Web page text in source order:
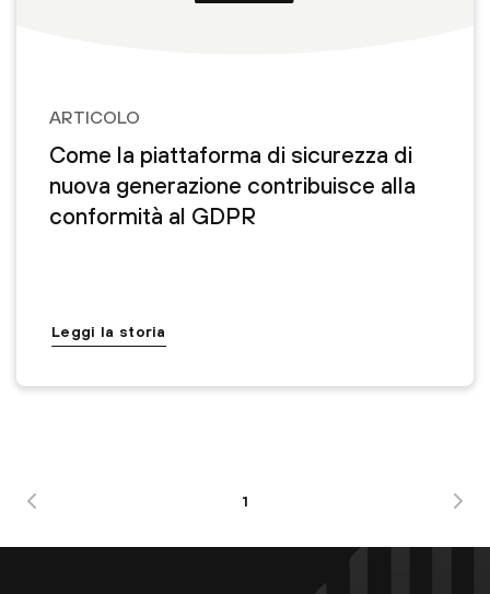
ARTICOLO
Come la piattaforma di sicurezza di
nuova generazione contribuisce alla
conformità al GDPR
Leggi la storia
1